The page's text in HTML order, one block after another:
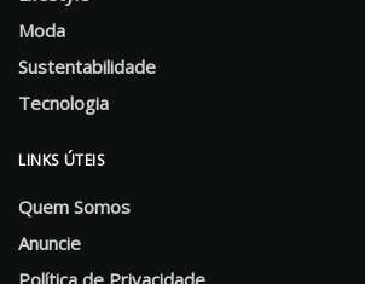
Moda
Sustentabilidade
Tecnologia
LINKS ÚTEIS
Quem Somos
Anuncie
Política de Privacidade